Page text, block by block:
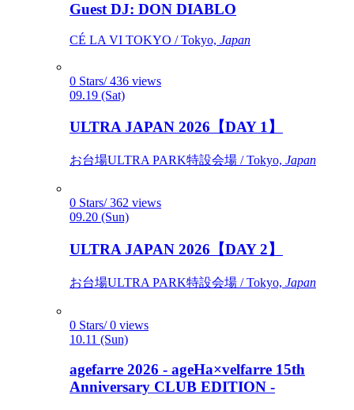
Guest DJ: DON DIABLO
CÉ LA VI TOKYO / Tokyo, Japan
0 Stars/ 436 views
09.19 (Sat)
ULTRA JAPAN 2026【DAY 1】
お台場ULTRA PARK特設会場 / Tokyo, Japan
0 Stars/ 362 views
09.20 (Sun)
ULTRA JAPAN 2026【DAY 2】
お台場ULTRA PARK特設会場 / Tokyo, Japan
0 Stars/ 0 views
10.11 (Sun)
agefarre 2026 - ageHa×velfarre 15th
Anniversary CLUB EDITION -